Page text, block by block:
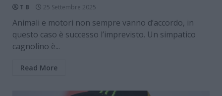
T B 25 Settembre 2025
Animali e motori non sempre vanno d’accordo, in
questo caso è successo l’imprevisto. Un simpatico
cagnolino è...
Read More